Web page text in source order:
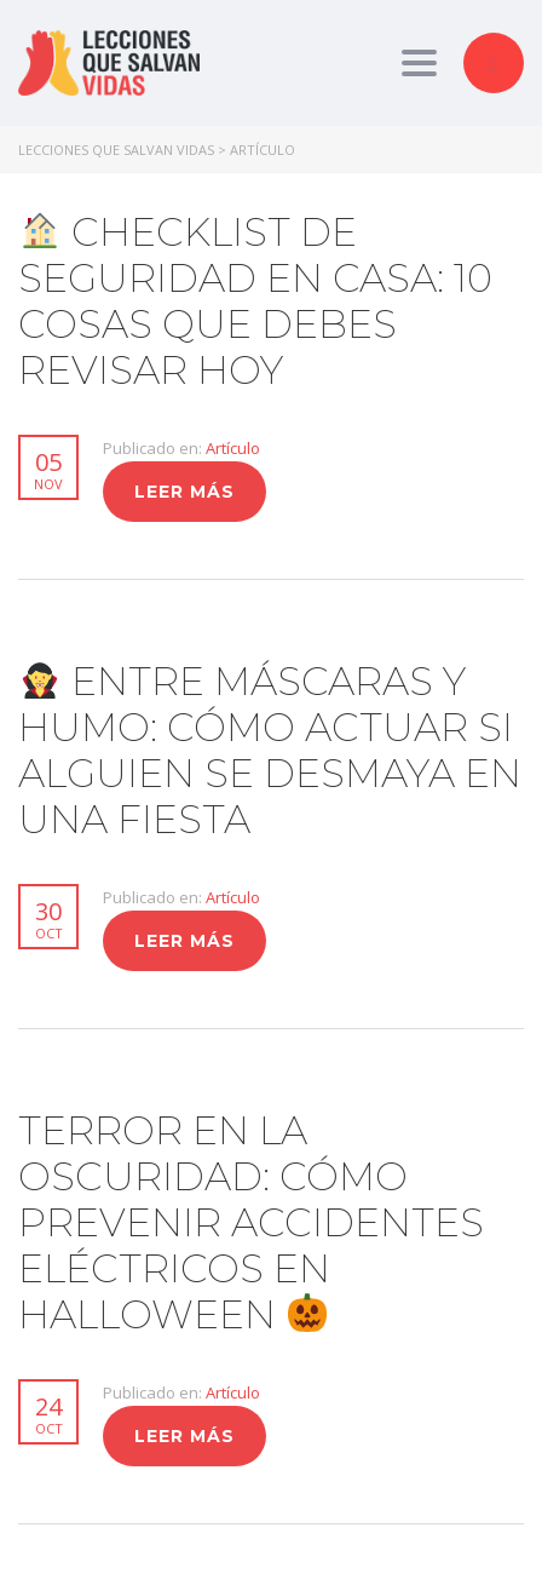
Toggle
LECCIONES QUE SALVAN VIDAS > ARTÍCULO
CHECKLIST DE
SEGURIDAD EN CASA: 10
COSAS QUE DEBES
REVISAR HOY
05
NOV
Publicado en: Artículo
LEER MÁS
ENTRE MÁSCARAS Y
HUMO: CÓMO ACTUAR SI
ALGUIEN SE DESMAYA EN
UNA FIESTA
30
OCT
Publicado en: Artículo
LEER MÁS
TERROR EN LA
OSCURIDAD: CÓMO
PREVENIR ACCIDENTES
ELÉCTRICOS EN
HALLOWEEN
24
OCT
Publicado en: Artículo
LEER MÁS